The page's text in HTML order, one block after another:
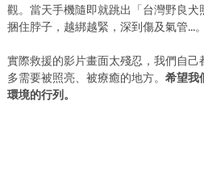
觀。當天手機隨即就跳出「台灣野良
捆住脖子，越綁越緊，深到傷及氣管...。
實際救援的影片畫面太殘忍，我們自
多需要被照亮、被療癒的地方。 希望我
環境的行列。